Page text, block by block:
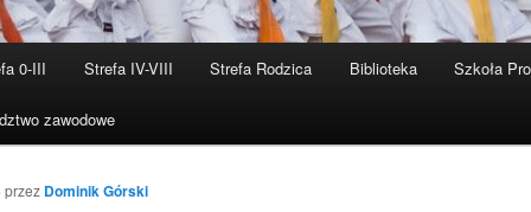
0-III Strefa IV-VIII Strefa Rodzica Biblioteka Szkoła
zawodowe
przez Dominik Górski